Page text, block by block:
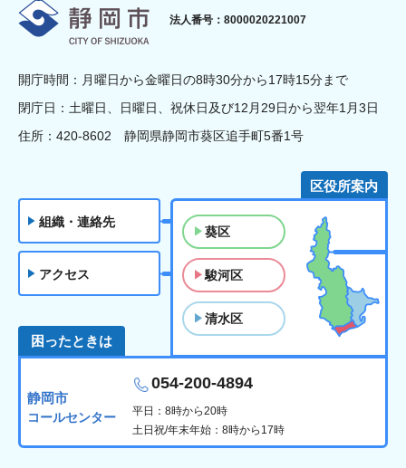
静岡市
法人番号：8000020221007
開庁時間：月曜日から金曜日の8時30分から17時15分まで
閉庁日：土曜日、日曜日、祝休日及び12月29日から翌年1月3日
住所：420-8602 静岡県静岡市葵区追手町5番1号
組織・連絡先
アクセス
区役所案内
葵区
駿河区
清水区
困ったときは
静岡市
コールセンター
054-200-4894
平日：8時から20時
土日祝/年末年始：8時から17時